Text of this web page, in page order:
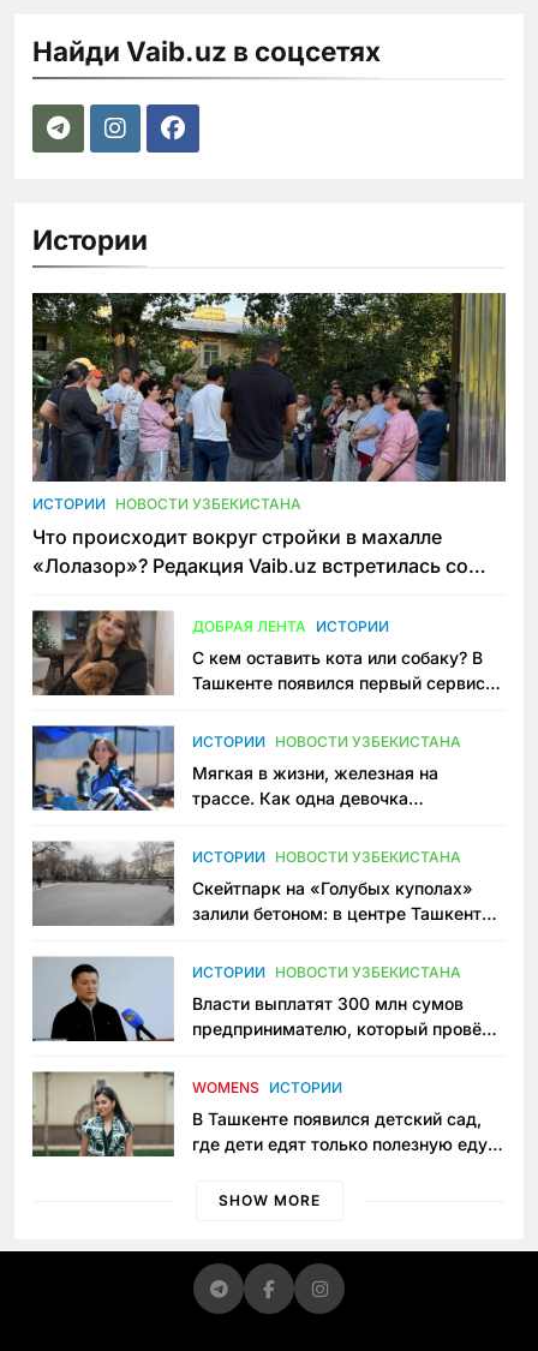
Найди Vaib.uz в соцсетях
Истории
ИСТОРИИ НОВОСТИ УЗБЕКИСТАНА
Что происходит вокруг стройки в махалле
«Лолазор»? Редакция Vaib.uz встретилась со
ДОБРАЯ ЛЕНТА ИСТОРИИ
С кем оставить кота или собаку? В
Ташкенте появился первый сервис
ИСТОРИИ НОВОСТИ УЗБЕКИСТАНА
Мягкая в жизни, железная на
трассе. Как одна девочка
Узбекистане
ИСТОРИИ НОВОСТИ УЗБЕКИСТАНА
Скейтпарк на «Голубых куполах»
залили бетоном: в центре Ташкента
пространство
ИСТОРИИ НОВОСТИ УЗБЕКИСТАНА
Власти выплатят 300 млн сумов
предпринимателю, который провёл
приговору
WOMENS ИСТОРИИ
В Ташкенте появился детский сад,
где дети едят только полезную еду.
просить «кашу без сахара»
SHOW MORE